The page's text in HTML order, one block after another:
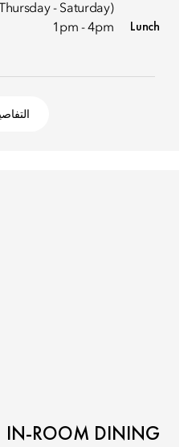
- Saturday)
Lunch
1pm - 4pm
IN-ROOM DINING